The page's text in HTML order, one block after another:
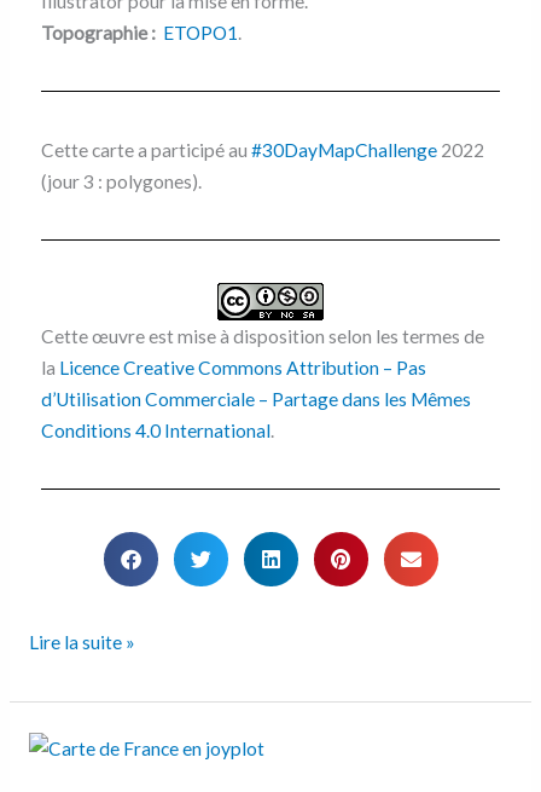
Topographie : ETOPO1.
Cette carte a participé au #30DayMapChallenge2022
(jour 3 : polygones).
Cette œuvre est mise à disposition selon les termes de
la Licence Creative Commons Attribution – Pas
d’Utilisation Commerciale – Partage dans les Mêmes
Conditions 4.0 International.
Lire la suite »
France